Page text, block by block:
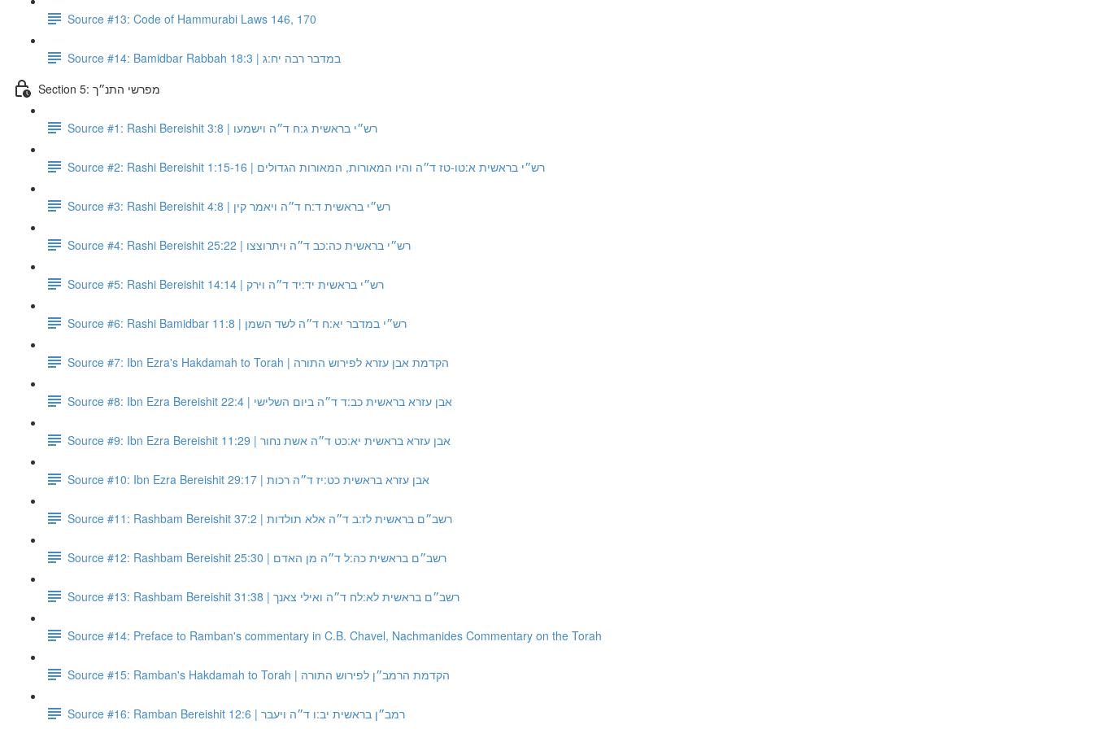
Source #13: Code of Hammurabi Laws 146, 170
Source #14: Bamidbar Rabbah 18:3 | במדבר רבה יח:ג
Section 5: מפרשי התנ״ך
Source #1: Rashi Bereishit 3:8 | רש״י בראשית ג:ח ד״ה וישמעו
Source #2: Rashi Bereishit 1:15-16 | רש״י בראשית א:טו-טז ד״ה והיו המאורות, המאורות הגדולים
Source #3: Rashi Bereishit 4:8 | רש״י בראשית ד:ח ד״ה ויאמר קין
Source #4: Rashi Bereishit 25:22 | רש״י בראשית כה:כב ד״ה ויתרוצצו
Source #5: Rashi Bereishit 14:14 | רש״י בראשית יד:יד ד״ה וירק
Source #6: Rashi Bamidbar 11:8 | רש״י במדבר יא:ח ד״ה לשד השמן
Source #7: Ibn Ezra's Hakdamah to Torah | הקדמת אבן עזרא לפירוש התורה
Source #8: Ibn Ezra Bereishit 22:4 | אבן עזרא בראשית כב:ד ד״ה ביום השלישי
Source #9: Ibn Ezra Bereishit 11:29 | אבן עזרא בראשית יא:כט ד״ה אשת נחור
Source #10: Ibn Ezra Bereishit 29:17 | אבן עזרא בראשית כט:יז ד״ה רכות
Source #11: Rashbam Bereishit 37:2 | רשב״ם בראשית לז:ב ד״ה אלא תולדות
Source #12: Rashbam Bereishit 25:30 | רשב״ם בראשית כה:ל ד״ה מן האדם
Source #13: Rashbam Bereishit 31:38 | רשב״ם בראשית לא:לח ד״ה ואילי צאנך
Source #14: Preface to Ramban's commentary in C.B. Chavel, Nachmanides Commentary on the Torah
Source #15: Ramban's Hakdamah to Torah | הקדמת הרמב״ן לפירוש התורה
Source #16: Ramban Bereishit 12:6 | רמב״ן בראשית יב:ו ד״ה ויעבר